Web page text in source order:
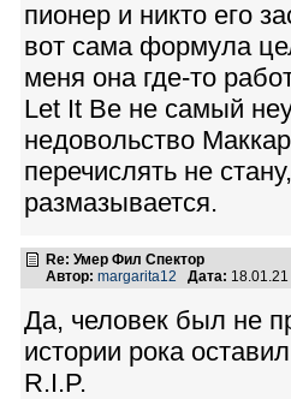
пионер и никто его
вот сама формула
меня она где-то
Let It Be не самый
недовольство
перечислять не
размазывается.
Re: Умер Фил Спектор
Автор: margarita12 Дата:
Да, человек был не
истории рока
R.I.P.